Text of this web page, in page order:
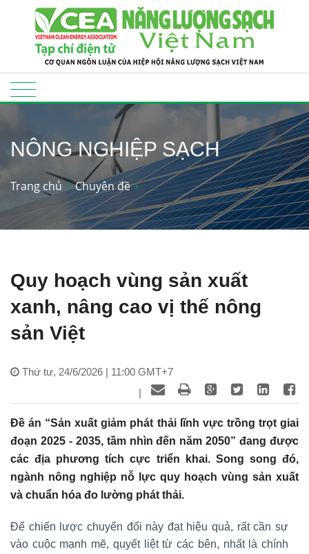
NÔNG NGHIỆP SẠCH
Trang chủ Chuyên đề
Quy hoạch vùng sản xuất
xanh, nâng cao vị thế nông
sản Việt
Thứ tư, 24/6/2026 | 11:00 GMT+7
|
Đề án “Sản xuất giảm phát thải lĩnh vực trồng trọt giai
đoạn 2025 - 2035, tầm nhìn đến năm 2050” đang được
các địa phương tích cực triển khai. Song song đó,
ngành nông nghiệp nỗ lực quy hoạch vùng sản xuất
và chuẩn hóa đo lường phát thải.
Để chiến lược chuyển đổi này đạt hiệu quả, rất cần sự
vào cuộc mạnh mẽ, quyết liệt từ các bên, nhất là chính